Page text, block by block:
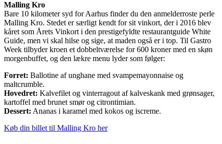
Malling Kro
Bare 10 kilometer syd for Aarhus finder du den anmelderroste perle
Malling Kro. Stedet er særligt kendt for sit vinkort, der i 2016 blev
kåret som Årets Vinkort i den prestigefyldte restaurantguide White
Guide, men vi skal hilse og sige, at maden også er i top. Til Gastro
Week tilbyder kroen et dobbeltværelse for 600 kroner med en skøn
morgenbuffet, og den lækre menu lyder som følger:
Forret: Ballotine af unghane med svampemayonnaise og
maltcrumble.
Hovedret: Kalvefilet og vinterragout af kalveskank med grønsager,
kartoffel med brunet smør og citrontimian.
Dessert: Ananas i karamel med kokos og iscreme.
Køb din billet til Malling Kro her